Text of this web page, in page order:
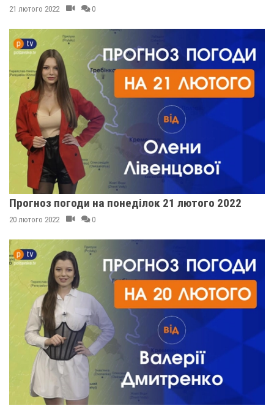
21 лютого 2022 0
Прогноз погоди на понеділок 21 лютого 2022
20 лютого 2022 0